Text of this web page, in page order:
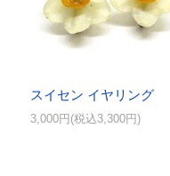
スイセン イヤリング
3,000円(税込3,300円)